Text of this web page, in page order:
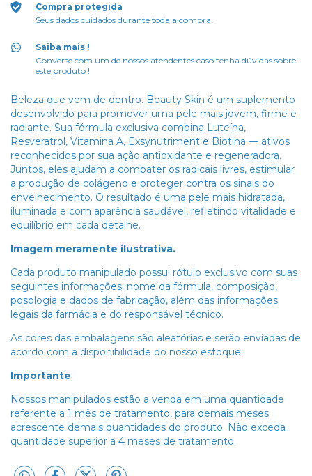
Compra protegida
Seus dados cuidados durante toda a compra.
Saiba mais !
Converse com um de nossos atendentes caso tenha dúvidas sobre
este produto !
Beleza que vem de dentro. Beauty Skin é um suplemento
desenvolvido para promover uma pele mais jovem, firme e
radiante. Sua fórmula exclusiva combina Luteína,
Resveratrol, Vitamina A, Exsynutriment e Biotina — ativos
reconhecidos por sua ação antioxidante e regeneradora.
Juntos, eles ajudam a combater os radicais livres, estimular
a produção de colágeno e proteger contra os sinais do
envelhecimento. O resultado é uma pele mais hidratada,
iluminada e com aparência saudável, refletindo vitalidade e
equilíbrio em cada detalhe.
Imagem meramente ilustrativa.
Cada produto manipulado possui rótulo exclusivo com suas
seguintes informações: nome da fórmula, composição,
posologia e dados de fabricação, além das informações
legais da farmácia e do responsável técnico.
As cores das embalagens são aleatórias e serão enviadas de
acordo com a disponibilidade do nosso estoque.
Importante
Nossos manipulados estão a venda em uma quantidade
referente a 1 mês de tratamento, para demais meses
acrescente demais quantidades do produto. Não exceda
quantidade superior a 4 meses de tratamento.